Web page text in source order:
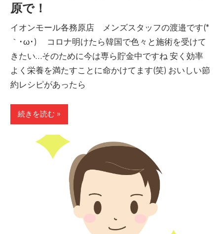
原で！
イオンモール各務原店 メンズスタッフの渡邉です(*
｀･ω･)ゞ コロナ明けたら韓国で色々と施術を受けて
きたい…そのために今は専ら貯金中ですね 安く効率
よく栄養を満たすことに命かけてます(笑) おいしい節
約レシピがあったら
続きを読む »